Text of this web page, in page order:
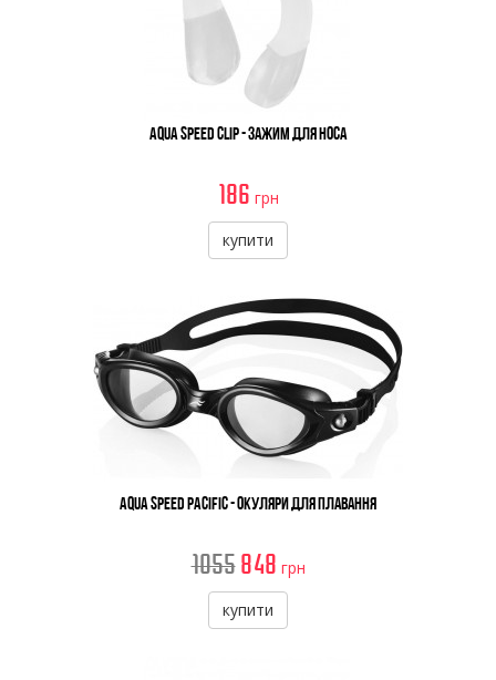
Aqua Speed Clip - Зажим Для Носа
186 грн
купити
Aqua Speed Pacific - Окуляри Для Плавання
1055 848 грн
купити